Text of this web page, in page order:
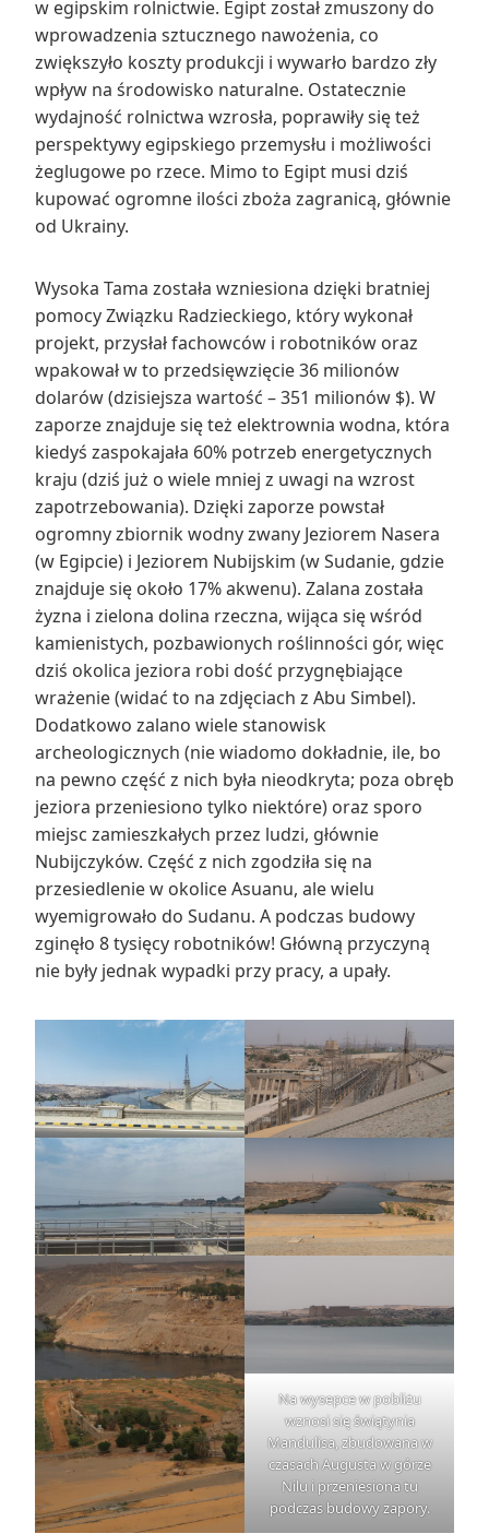
w egipskim rolnictwie. Egipt został zmuszony do
wprowadzenia sztucznego nawożenia, co
zwiększyło koszty produkcji i wywarło bardzo zły
wpływ na środowisko naturalne. Ostatecznie
wydajność rolnictwa wzrosła, poprawiły się też
perspektywy egipskiego przemysłu i możliwości
żeglugowe po rzece. Mimo to Egipt musi dziś
kupować ogromne ilości zboża zagranicą, głównie
od Ukrainy.
Wysoka Tama została wzniesiona dzięki bratniej
pomocy Związku Radzieckiego, który wykonał
projekt, przysłał fachowców i robotników oraz
wpakował w to przedsięwzięcie 36 milionów
dolarów (dzisiejsza wartość – 351 milionów $). W
zaporze znajduje się też elektrownia wodna, która
kiedyś zaspokajała 60% potrzeb energetycznych
kraju (dziś już o wiele mniej z uwagi na wzrost
zapotrzebowania). Dzięki zaporze powstał
ogromny zbiornik wodny zwany Jeziorem Nasera
(w Egipcie) i Jeziorem Nubijskim (w Sudanie, gdzie
znajduje się około 17% akwenu). Zalana została
żyzna i zielona dolina rzeczna, wijąca się wśród
kamienistych, pozbawionych roślinności gór, więc
dziś okolica jeziora robi dość przygnębiające
wrażenie (widać to na zdjęciach z Abu Simbel).
Dodatkowo zalano wiele stanowisk
archeologicznych (nie wiadomo dokładnie, ile, bo
na pewno część z nich była nieodkryta; poza obręb
jeziora przeniesiono tylko niektóre) oraz sporo
miejsc zamieszkałych przez ludzi, głównie
Nubijczyków. Część z nich zgodziła się na
przesiedlenie w okolice Asuanu, ale wielu
wyemigrowało do Sudanu. A podczas budowy
zginęło 8 tysięcy robotników! Główną przyczyną
nie były jednak wypadki przy pracy, a upały.
Na wysepce w pobliżu
wznosi się świątynia
Mandulisa, zbudowana w
czasach Augusta w górze
Nilu i przeniesiona tu
podczas budowy zapory.